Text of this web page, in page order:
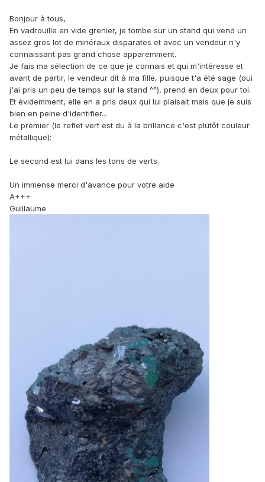
Bonjour à tous,
En vadrouille en vide grenier, je tombe sur un stand qui vend un
assez gros lot de minéraux disparates et avec un vendeur n'y
connaissant pas grand chose apparemment.
Je fais ma sélection de ce que je connais et qui m'intéresse et
avant de partir, le vendeur dit à ma fille, puisque t'a été sage (oui
j'ai pris un peu de temps sur la stand ^^), prend en deux pour toi.
Et évidemment, elle en a pris deux qui lui plaisait mais que je suis
bien en peine d'identifier...
Le premier (le reflet vert est du à la brillance c'est plutôt couleur
métallique):
Le second est lui dans les tons de verts.
Un immense merci d'avance pour votre aide
A+++
Guillaume